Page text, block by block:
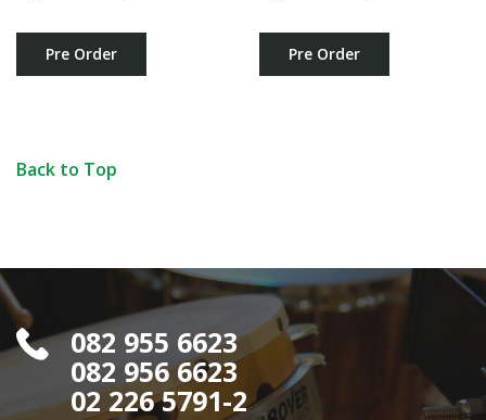
Pre Order Pre Order
Back to Top
082 955 6623
082 956 6623
02 226 5791-2